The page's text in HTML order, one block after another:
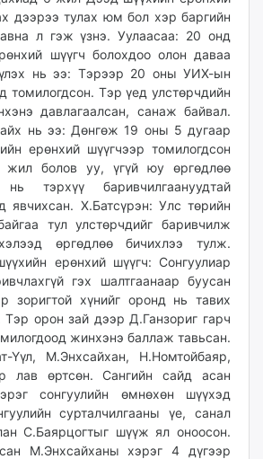
дээрээ тулах юм бол хэр баргийн
л гэж үзнэ. Уулаасаа: 20 онд
шүүгч болохдоо олон даваа
нь ээ: Тэрээр 20 оны УИХ-ын
томилогдсон. Тэр үед улстөрчдийн
давлагаалсан, санаж байвал.
нь ээ: Дөнгөж 19 оны 5 дугаар
ерөнхий шүүгчээр томилогдсон
жил болов уу, үгүй юу өргөдлөө
тэрхүү баривчилгаануудтай
явчихсан. Х.Батсүрэн: Улс төрийн
тул улстөрчдийг баривчилж
өргөдлөө бичихлээ тулж.
ерөнхий шүүгч: Сонгуулиар
гэх шалтгаанаар буусан
зоригтой хүнийг оронд нь тавих
Тэр орон зай дээр Д.Ганзориг гарч
жинхэнэ баллаж тавьсан.
Үүл, М.Энхсайхан, Н.Номтойбаяр,
лав өртсөн. Сангийн сайд асан
сонгуулийн өмнөхөн шүүхэд
сурталчилгааны үе, санал
С.Баярцогтыг шүүж ял оноосон.
М.Энхсайханы хэрэг 4 дүгээр